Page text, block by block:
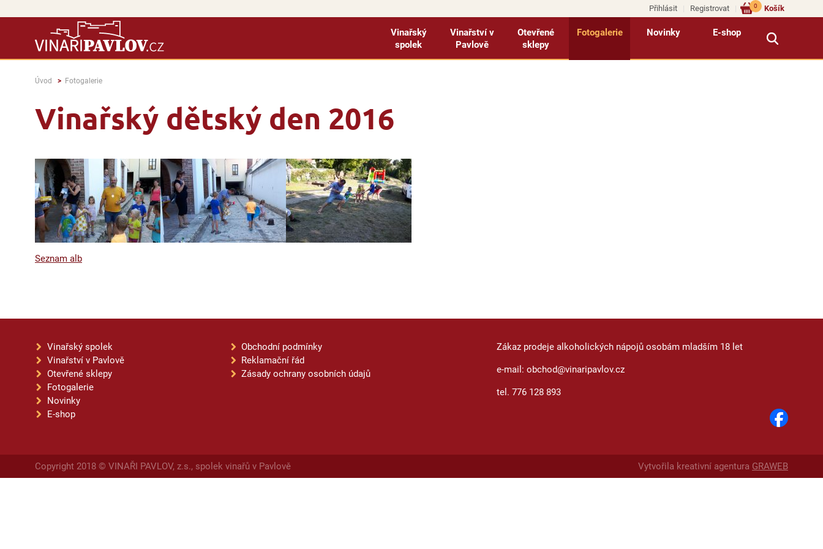
Přihlásit Registrovat Košík
0
Vinařský
spolek
Vinařství v
Pavlově
Otevřené
sklepy
Fotogalerie Novinky E-shop
Úvod Fotogalerie
Vinařský dětský den 2016
Seznam alb
Vinařský spolek
Vinařství v Pavlově
Otevřené sklepy
Fotogalerie
Novinky
E-shop
Obchodní podmínky
Reklamační řád
Zásady ochrany osobních údajů
Zákaz prodeje alkoholických nápojů osobám mladším 18 let
e-mail: obchod@vinaripavlov.cz
tel. 776 128 893
Copyright 2018 © VINAŘI PAVLOV, z.s., spolek vinařů v Pavlově Vytvořila kreativní agentura GRAWEB